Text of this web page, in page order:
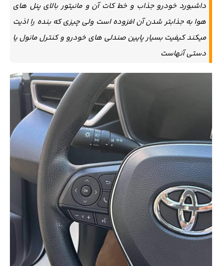
داشبورد خودرو جذاب و خط کات آن و مانیتور بالای پنل های
هوا به جذابتر شدن آن افزوده است ولی چیزی که بنده را اذیت
میکند کیفیت بسیار پایین صندلی های خودرو و کنترل مانول یا
دستی آنهاست